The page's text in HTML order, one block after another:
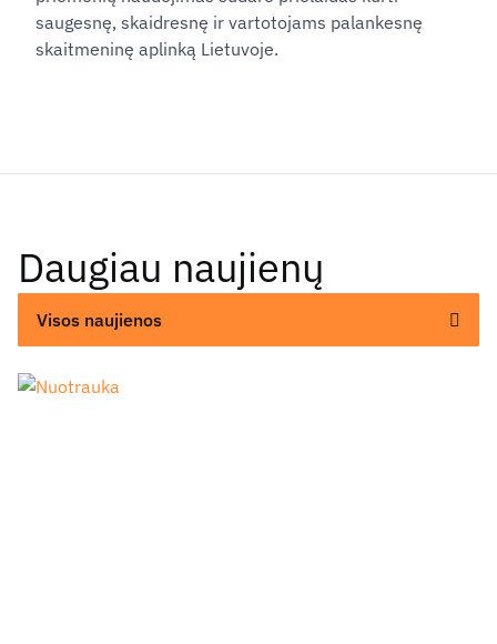
saugesnę, skaidresnę ir vartotojams palankesnę
skaitmeninę aplinką Lietuvoje.
Daugiau naujienų
Visos naujienos